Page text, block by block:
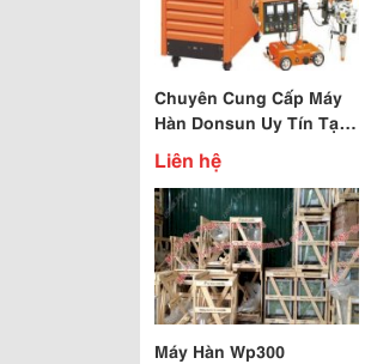
Chuyên Cung Cấp Máy
Hàn Donsun Uy Tín Tại
Hà Nội
Liên hệ
Máy Hàn Wp300